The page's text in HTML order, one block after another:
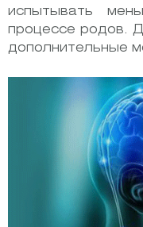
испытывать
процессе родов.
дополнительные